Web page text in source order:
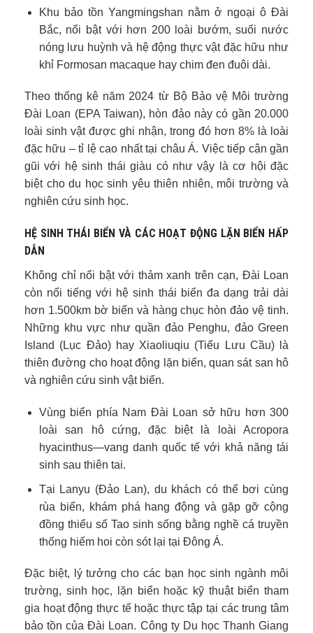
Khu bảo tồn Yangmingshan nằm ở ngoại ô Đài
Bắc, nổi bật với hơn 200 loài bướm, suối nước
nóng lưu huỳnh và hệ động thực vật đặc hữu như
khỉ Formosan macaque hay chim đen đuôi dài.
Theo thống kê năm 2024 từ Bộ Bảo vệ Môi trường
Đài Loan (EPA Taiwan), hòn đảo này có gần 20.000
loài sinh vật được ghi nhận, trong đó hơn 8% là loài
đặc hữu – tỉ lệ cao nhất tại châu Á. Việc tiếp cận gần
gũi với hệ sinh thái giàu có như vậy là cơ hội đặc
biệt cho du học sinh yêu thiên nhiên, môi trường và
nghiên cứu sinh học.
HỆ SINH THÁI BIỂN VÀ CÁC HOẠT ĐỘNG LẶN BIỂN HẤP
DẪN
Không chỉ nổi bật với thảm xanh trên cạn, Đài Loan
còn nổi tiếng với hệ sinh thái biển đa dạng trải dài
hơn 1.500km bờ biển và hàng chục hòn đảo vệ tinh.
Những khu vực như quần đảo Penghu, đảo Green
Island (Lục Đảo) hay Xiaoliuqiu (Tiểu Lưu Cầu) là
thiên đường cho hoạt động lặn biển, quan sát san hô
và nghiên cứu sinh vật biển.
Vùng biển phía Nam Đài Loan sở hữu hơn 300
loài san hô cứng, đặc biệt là loài Acropora
hyacinthus—vang danh quốc tế với khả năng tái
sinh sau thiên tai.
Tại Lanyu (Đảo Lan), du khách có thể bơi cùng
rùa biển, khám phá hang động và gặp gỡ cộng
đồng thiểu số Tao sinh sống bằng nghề cá truyền
thống hiếm hoi còn sót lại tại Đông Á.
Đặc biệt, lý tưởng cho các bạn học sinh ngành môi
trường, sinh học, lặn biển hoặc kỹ thuật biển tham
gia hoạt động thực tế hoặc thực tập tại các trung tâm
bảo tồn của Đài Loan. Công ty Du học Thanh Giang